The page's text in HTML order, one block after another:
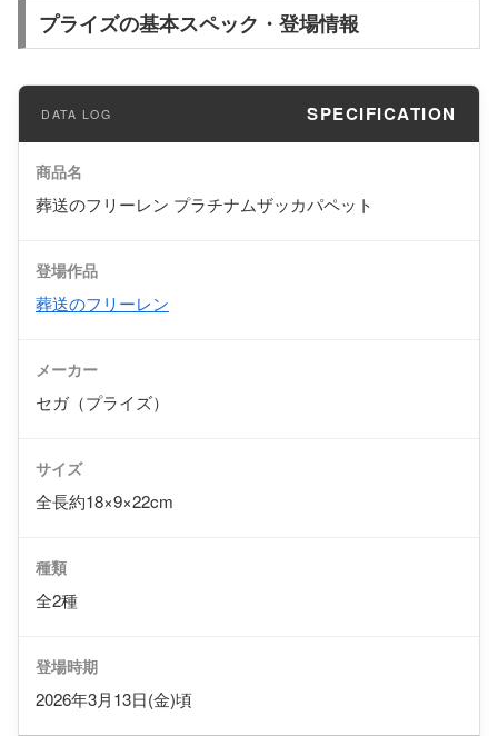
プライズの基本スペック・登場情報
SPECIFICATION
商品名
葬送のフリーレン プラチナムザッカパペット
登場作品
葬送のフリーレン
メーカー
セガ（プライズ）
サイズ
全長約18×9×22cm
種類
全2種
登場時期
2026年3月13日(金)頃